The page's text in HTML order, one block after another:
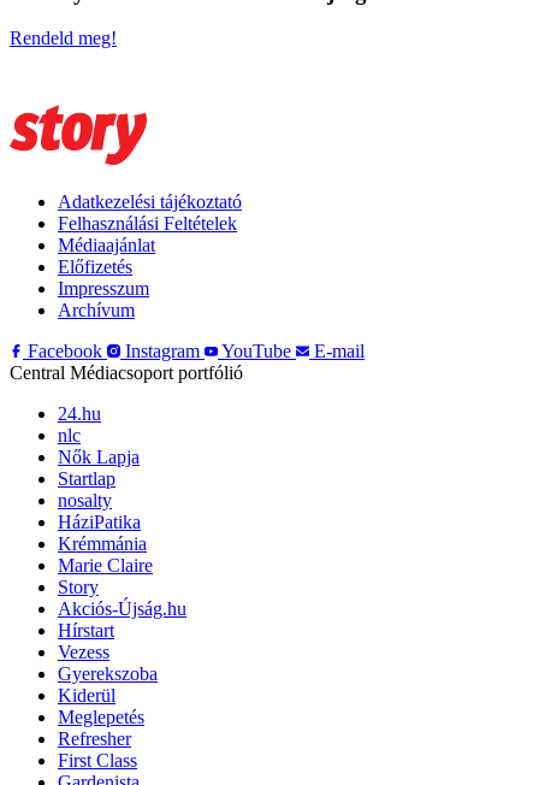
Rendeld meg!
Adatkezelési tájékoztató
Felhasználási Feltételek
Médiaajánlat
Előfizetés
Impresszum
Archívum
Facebook
Instagram YouTube
E-mail
Central Médiacsoport portfólió
24.hu
nlc
Nők Lapja
Startlap
nosalty
HáziPatika
Krémmánia
Marie Claire
Story
Akciós-Újság.hu
Hírstart
Vezess
Gyerekszoba
Kiderül
Meglepetés
Refresher
First Class